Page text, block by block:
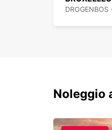
DROGENBOS
Noleggio